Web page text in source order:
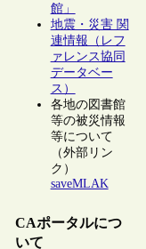
館」
地震・災害 関
連情報（レフ
ァレンス協同
データベー
ス）
各地の図書館
等の被災情報
等について
（外部リン
ク）
saveMLAK
CAポータルにつ
いて